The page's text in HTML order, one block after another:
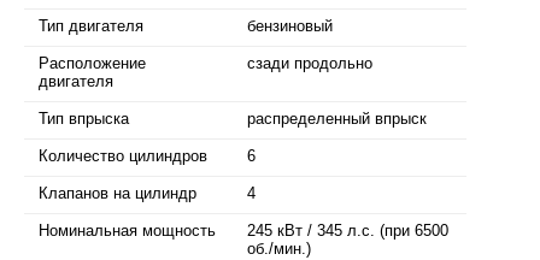
Тип двигателя бензиновый
Расположение
двигателя
сзади продольно
Тип впрыска распределенный впрыск
Количество цилиндров 6
Клапанов на цилиндр 4
Номинальная мощность
245 кВт / 345 л.с. (при 6500
об./мин.)